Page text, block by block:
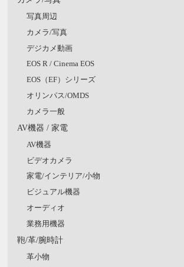
写真周辺
カメラ/写真
デジカメ動画
EOS R / Cinema EOS
EOS（EF）シリーズ
オリンパス/OMDS
カメラ一般
AV機器 / 家電
AV機器
ビデオカメラ
家電/インテリア/小物
ビジュアル機器
オーディオ
業務用機器
鞄/革/腕時計
革小物